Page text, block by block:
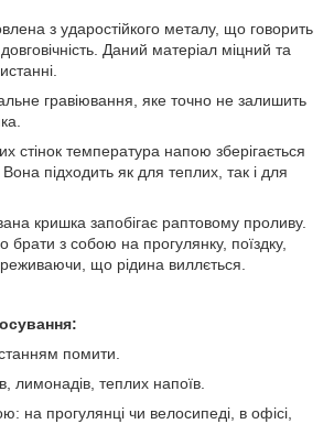
з ударостійкого металу, що говорить
довговічність. Даний матеріал міцний та
гравіювання, яке точно не залишить
стінок температура напою зберігається
підходить як для теплих, так і для
кришка запобігає раптовому проливу.
з собою на прогулянку, поїздку,
що рідина виллється.
помити.
лимонадів, теплих напоїв.
на прогулянці чи велосипеді, в офісі,